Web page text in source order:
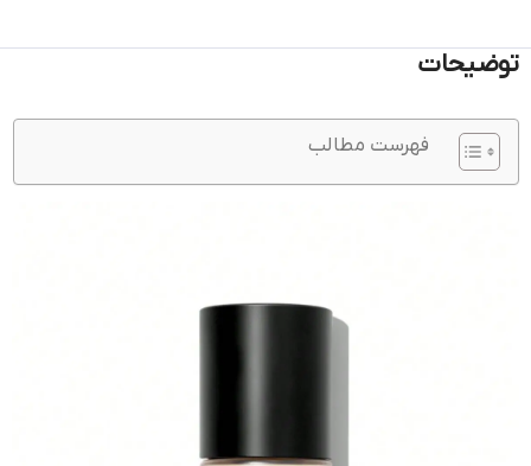
توضیحات
فهرست مطالب